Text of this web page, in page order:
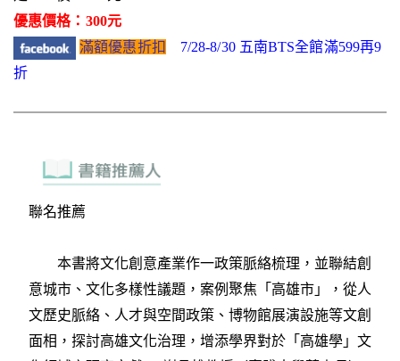
優惠價格：300元
滿額優惠折扣
7/28-8/30 五南BTS全館滿599再9
折